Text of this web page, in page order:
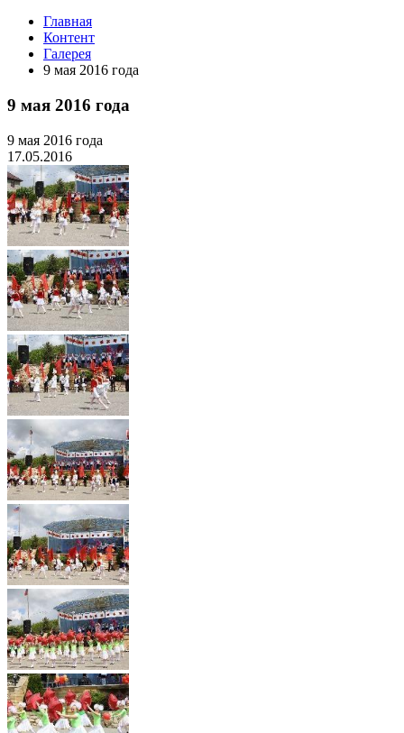
Главная
Контент
Галерея
9 мая 2016 года
9 мая 2016 года
9 мая 2016 года
17.05.2016